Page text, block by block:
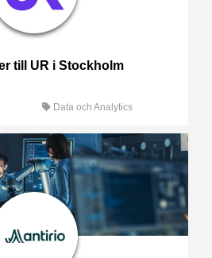
till UR i Stockholm
Data och Analytics